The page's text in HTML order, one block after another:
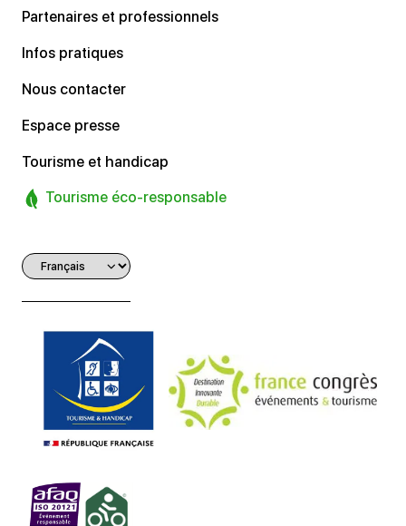
Partenaires et professionnels
Infos pratiques
Nous contacter
Espace presse
Tourisme et handicap
Tourisme éco-responsable